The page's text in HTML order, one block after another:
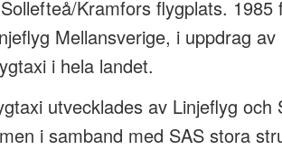
Kramfors flygplats.
Mellansverige, i uppdrag
i hela landet.
utvecklades av Linjeflyg
i samband med SAS stora